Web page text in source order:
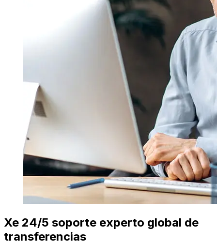
Xe 24/5 soporte experto global de
transferencias